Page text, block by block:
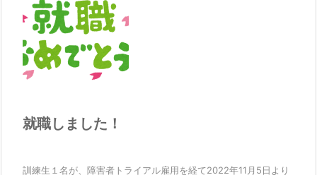
就職しました！
訓練生１名が、障害者トライアル雇用を経て2022年11月5日より